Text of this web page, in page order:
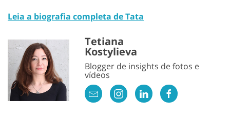
Leia a biografia completa de Tata
Tetiana
Kostylieva
Blogger de insights de fotos e
vídeos